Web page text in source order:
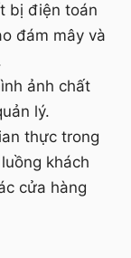
bị điện toán
đám mây và
ảnh chất
lý.
thực trong
khách
cửa hàng